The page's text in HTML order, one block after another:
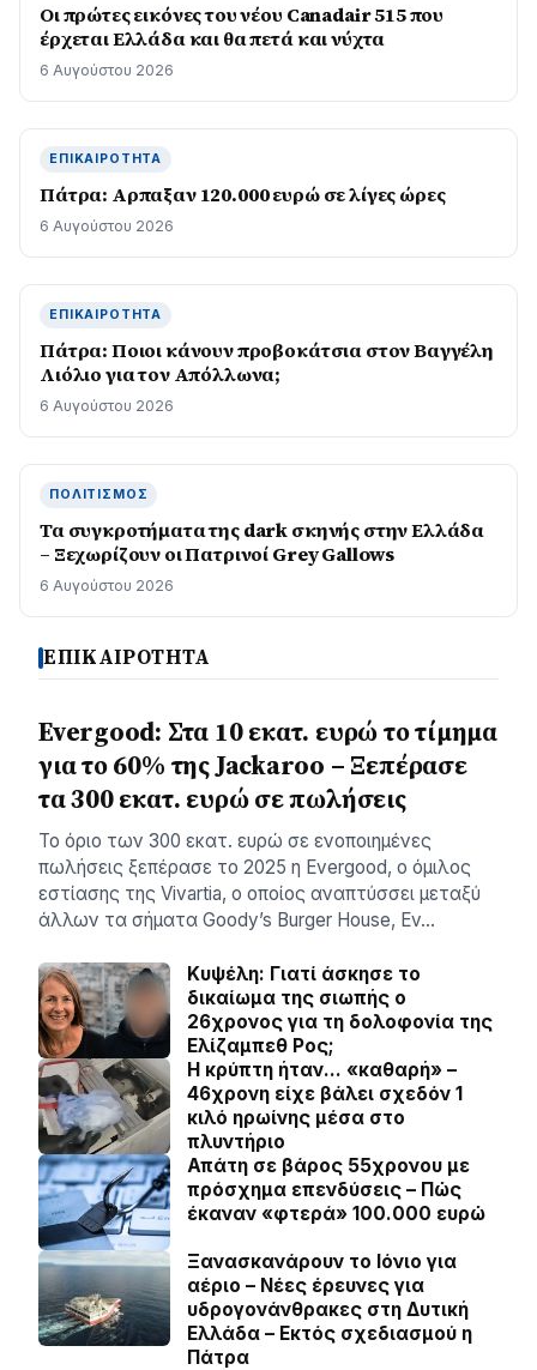
Οι πρώτες εικόνες του νέου Canadair 515 που
έρχεται Ελλάδα και θα πετά και νύχτα
6 Αυγούστου 2026
ΕΠΙΚΑΙΡΌΤΗΤΑ
Πάτρα: Αρπαξαν 120.000 ευρώ σε λίγες ώρες
6 Αυγούστου 2026
ΕΠΙΚΑΙΡΌΤΗΤΑ
Πάτρα: Ποιοι κάνουν προβοκάτσια στον Βαγγέλη
Λιόλιο για τον Απόλλωνα;
6 Αυγούστου 2026
ΠΟΛΙΤΙΣΜΌΣ
Τα συγκροτήματα της dark σκηνής στην Ελλάδα
– Ξεχωρίζουν οι Πατρινοί Grey Gallows
6 Αυγούστου 2026
ΕΠΙΚΑΙΡΟΤΗΤΑ
Evergood: Στα 10 εκατ. ευρώ το τίμημα
για το 60% της Jackaroo – Ξεπέρασε
τα 300 εκατ. ευρώ σε πωλήσεις
Το όριο των 300 εκατ. ευρώ σε ενοποιημένες
πωλήσεις ξεπέρασε το 2025 η Evergood, ο όμιλος
εστίασης της Vivartia, ο οποίος αναπτύσσει μεταξύ
άλλων τα σήματα Goody’s Burger House, Ev…
Κυψέλη: Γιατί άσκησε το
δικαίωμα της σιωπής ο
26χρονος για τη δολοφονία της
Ελίζαμπεθ Ρος;
Η κρύπτη ήταν… «καθαρή» –
46χρονη είχε βάλει σχεδόν 1
κιλό ηρωίνης μέσα στο
πλυντήριο
Απάτη σε βάρος 55χρονου με
πρόσχημα επενδύσεις – Πώς
έκαναν «φτερά» 100.000 ευρώ
Ξανασκανάρουν το Ιόνιο για
αέριο – Νέες έρευνες για
υδρογονάνθρακες στη Δυτική
Ελλάδα – Εκτός σχεδιασμού η
Πάτρα